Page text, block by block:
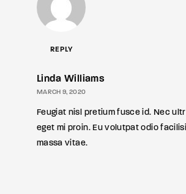
REPLY
Linda Williams
MARCH 9, 2020
Feugiat nisl pretium fusce id. Nec
eget mi proin. Eu volutpat odio
massa vitae.